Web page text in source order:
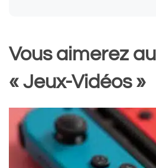
Vous aimerez
« Jeux-Vidéos »